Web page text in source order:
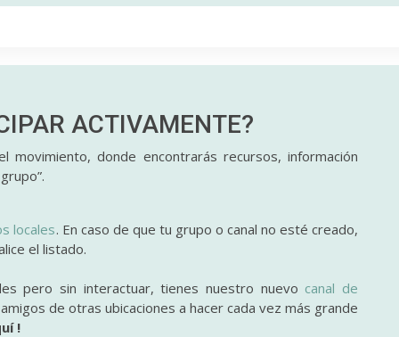
ACTIVAMENTE?
donde encontrarás recursos, información
locales. En caso de que tu grupo o canal no esté creado,
el listado.
pero sin interactuar, tienes nuestro nuevo canal de
de otras ubicaciones a hacer cada vez más grande
!